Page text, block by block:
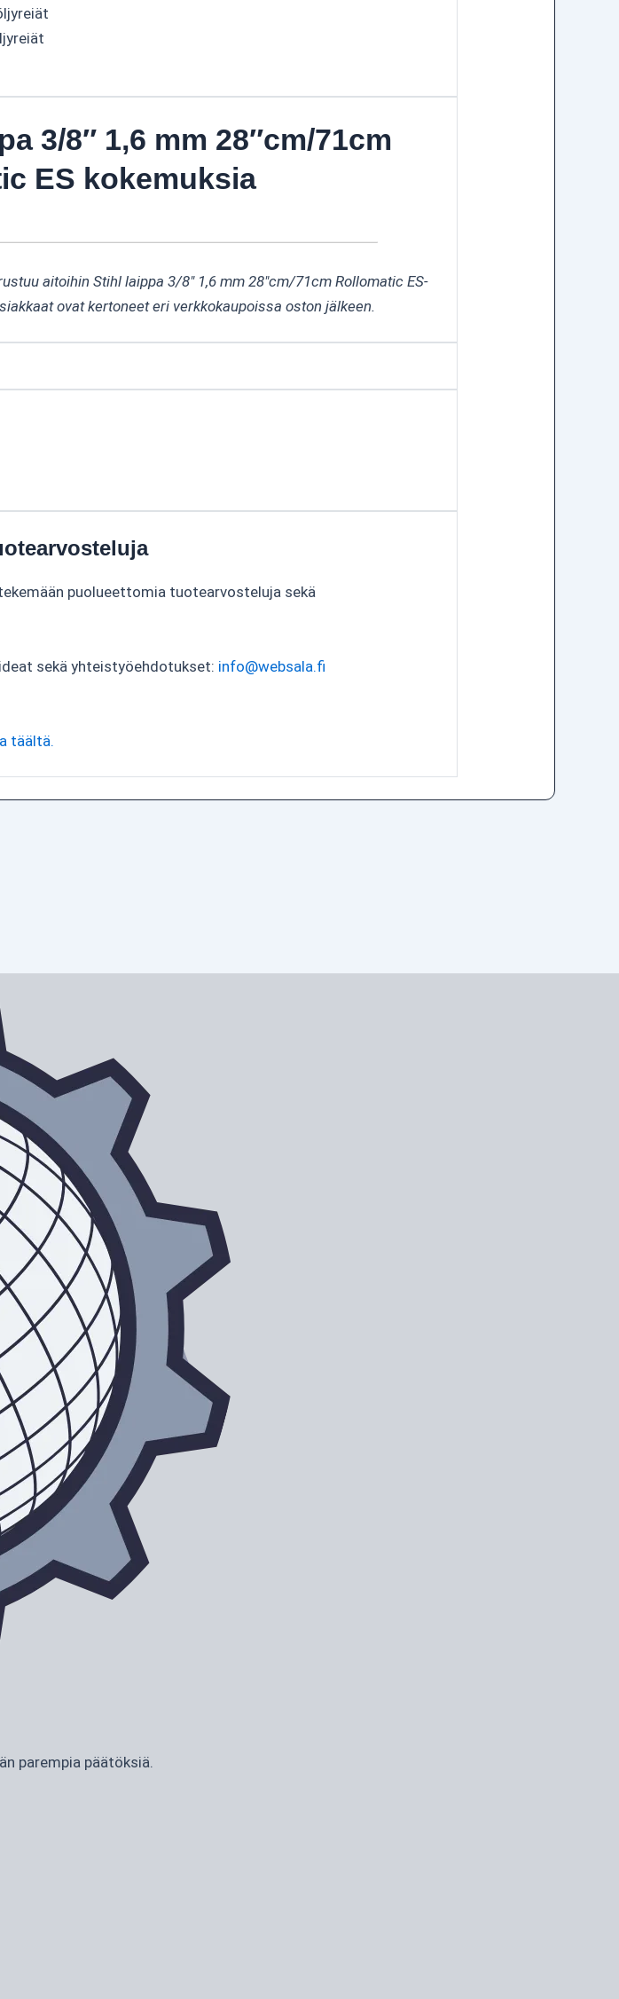
3/8″ 1,6 mm 28″cm/71cm
ES kokemuksia
aitoihin Stihl laippa 3/8″ 1,6 mm 28″cm/71cm Rollomatic ES-
ovat kertoneet eri verkkokaupoissa oston jälkeen.
puolueettomia tuotearvosteluja sekä
sekä yhteistyöehdotukset: info@websala.fi
täältä.
parempia päätöksiä.